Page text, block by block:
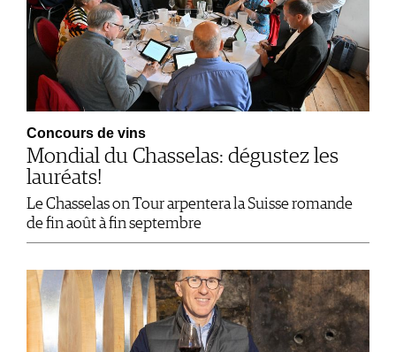
Concours de vins
Mondial du Chasselas: dégustez les
lauréats!
Le Chasselas on Tour arpentera la Suisse romande
de fin août à fin septembre